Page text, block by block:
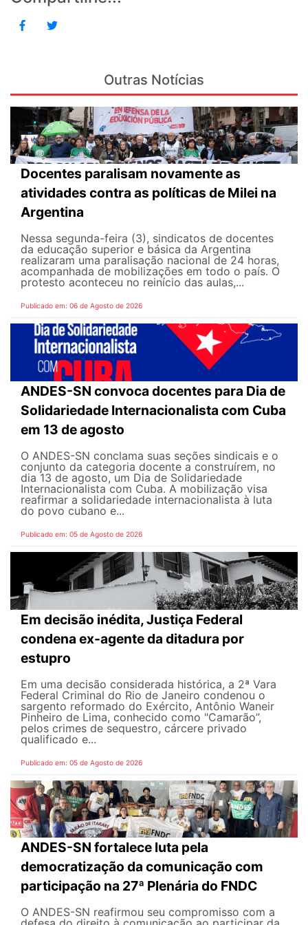
Outras Notícias
Docentes paralisam novamente as
atividades contra as políticas de Milei na
Argentina
Nessa segunda-feira (3), sindicatos de docentes
da educação superior e básica da Argentina
realizaram uma paralisação nacional de 24 horas,
acompanhada de mobilizações em todo o país. O
protesto aconteceu no reinício das aulas,...
Publicado em: 06 de Agosto de 2026
ANDES-SN convoca docentes para Dia de
Solidariedade Internacionalista com Cuba
em 13 de agosto
O ANDES-SN conclama suas seções sindicais e o
conjunto da categoria docente a construírem, no
dia 13 de agosto, um Dia de Solidariedade
Internacionalista com Cuba. A mobilização visa
reafirmar a solidariedade internacionalista à luta
do povo cubano e...
Publicado em: 05 de Agosto de 2026
Em decisão inédita, Justiça Federal
condena ex-agente da ditadura por
estupro
Em uma decisão considerada histórica, a 2ª Vara
Federal Criminal do Rio de Janeiro condenou o
sargento reformado do Exército, Antônio Waneir
Pinheiro de Lima, conhecido como "Camarão”,
pelos crimes de sequestro, cárcere privado
qualificado e...
Publicado em: 05 de Agosto de 2026
ANDES-SN fortalece luta pela
democratização da comunicação com
participação na 27ª Plenária do FNDC
O ANDES-SN reafirmou seu compromisso com a